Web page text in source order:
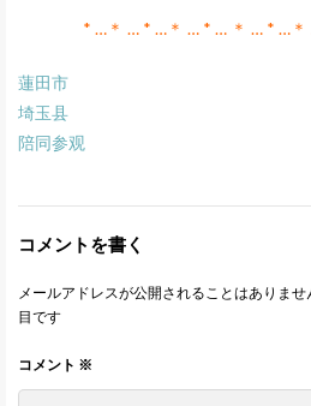
* …＊ … * …＊ … * … ＊ … * …
蓮田市
埼玉县
陪同参观
コメントを書く
メールアドレスが公開されることはありませ
目です
コメント ※